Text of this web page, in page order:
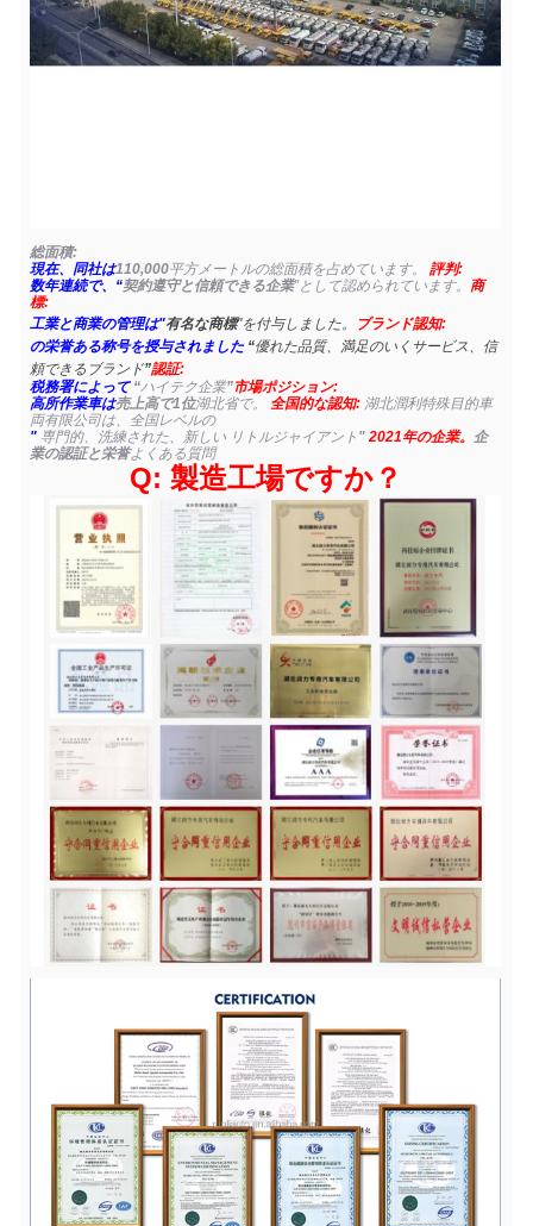
総面積:
現在、同社は110,000平方メートルの総面積を占めています。
評判:
数年連続で、“契約遵守と信頼できる企業”として認められています。 商
標:
工業と商業の管理は"有名な商標"を付与しました。
ブランド認知:
の栄誉ある称号を授与されました “優れた品質、満足のいくサービス、信
頼できるブランド”認証:
税務署によって“ハイテク企業”市場ポジション:
高所作業車は売上高で1位湖北省で。 全国的な認知: 湖北潤利特殊目的車
両有限公司は、全国レベルの
" 専門的、洗練された、新しい リトルジャイアント "2021年の企業。 企
業の認証と栄誉よくある質問
Q: 製造工場ですか？